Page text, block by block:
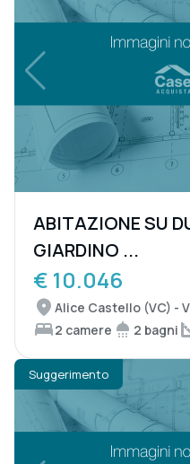
ABITAZIONE SU
GIARDINO ...
€ 10.046
Alice Castello (VC) -
2 camere
2 bagni
Suggerimento